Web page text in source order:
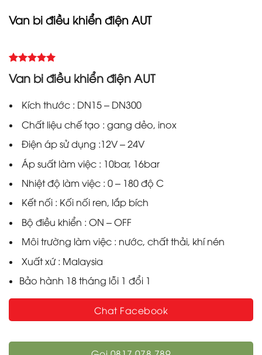
Van bi điều khiển điện AUT
Rated5.00
out of 5
2
customer
ratings
Van bi điều khiển điện AUT
Kích thước : DN15 – DN300
Chất liệu chế tạo : gang dẻo, inox
Điện áp sử dụng :12V – 24V
Áp suất làm việc : 10bar, 16bar
Nhiệt độ làm việc : 0 – 180 độ C
Kết nối : Kối nối ren, lắp bích
Bộ điều khiển : ON – OFF
Môi trường làm việc : nước, chất thải, khí nén
Xuất xứ : Malaysia
Bảo hành 18 tháng lỗi 1 đổi 1
Chat Facebook